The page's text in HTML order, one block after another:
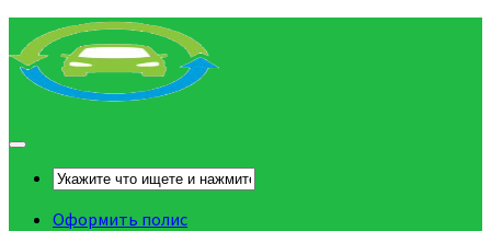
Оформить полис